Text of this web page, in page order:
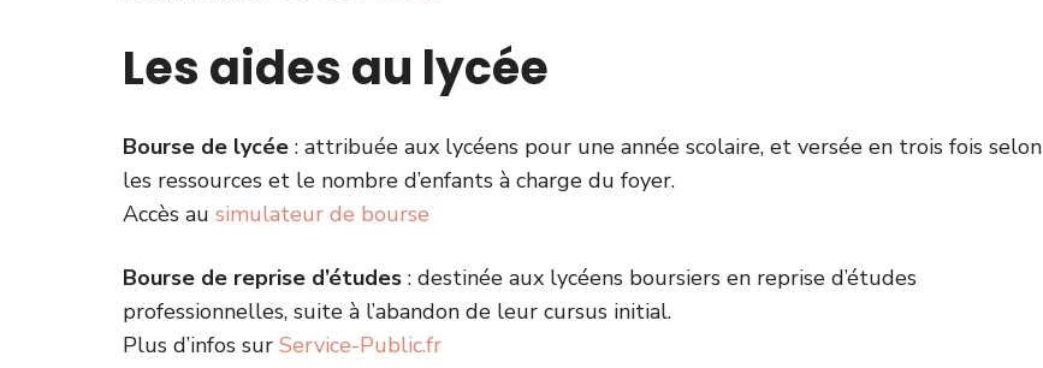
Les aides au lycée
Bourse de lycée : attribuée aux lycéens pour une année scolaire, et versée en trois fois selon
les ressources et le nombre d’enfants à charge du foyer.
Accès au simulateur de bourse
Bourse de reprise d’études : destinée aux lycéens boursiers en reprise d’études
professionnelles, suite à l’abandon de leur cursus initial.
Plus d’infos sur Service-Public.fr